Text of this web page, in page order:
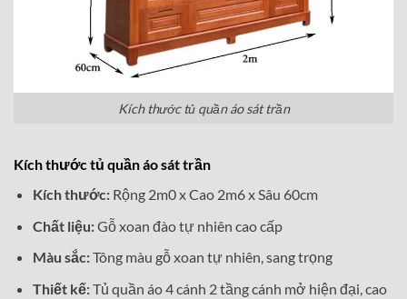
Kích thước tủ quần áo sát trần
Kích thước tủ quần áo sát trần
Kích thước:Rộng 2m0 x Cao 2m6 x Sâu 60cm
Chất liệu:Gỗ xoan đào tự nhiên cao cấp
Màu sắc:Tông màu gỗ xoan tự nhiên, sang trọng
Thiết kế:Tủ quần áo 4 cánh 2 tầng cánh mở hiện đại, cao